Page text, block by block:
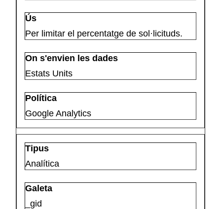
Per limitar el percentatge de sol·licituds.
Estats Units
Google Analytics
Analítica
_gid